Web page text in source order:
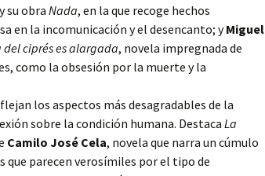
y su obra Nada, en la que recoge hechos
en la incomunicación y el desencanto; yMiguel
del ciprés es alargada, novela impregnada de
como la obsesión por la muerte y la
los aspectos más desagradables de la
sobre la condición humana. DestacaLa
Camilo José Cela, novela que narra un cúmulo
que parecen verosímiles por el tipo de